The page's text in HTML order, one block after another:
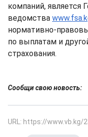
компаний, является
ведомства
нормативно-
по выплатам и
страхования.
Сообщи свою новость:
URL: https://www.vb.kg/